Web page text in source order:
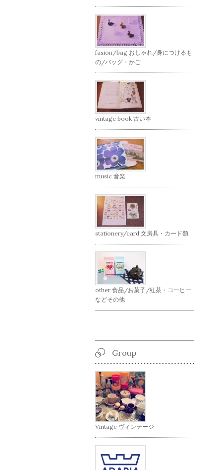
fasion/bag おしゃれ/身につけるも
の/バッグ・かご
vintage book 古い本
music 音楽
stationery/card 文房具・カード類
other 食品/お菓子/紅茶・コーヒー
などその他
Group
Vintage ヴィンテージ